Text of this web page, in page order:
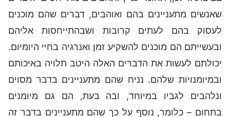
שאנשים מתעניינים בהם ואוהבים, דברים שהם מוכנים
לעסוק בהם לעתים קרובות ושבהתייחסות אליהם
ובעשייתם הם מוכנים להשקיע זמן ואנרגיה בחיי היומיום.
יכולתם לעשות את הדברים האלה היטב תלויה באיכותם
ובמיומנויות שלהם. נניח שהם מתעניינים בדבר מסוים
ונלהבים לגביו במיוחד, ובה בעת, הם גם מיומנים
בתחום – כלומר, נוסף על כך שהם מתעניינים בדבר זה